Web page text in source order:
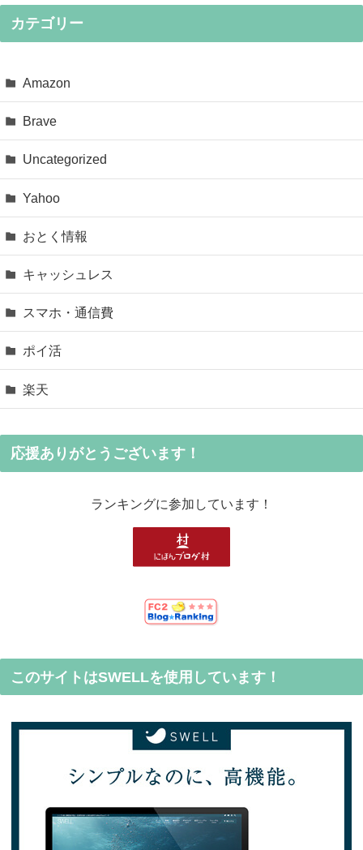
カテゴリー
Amazon
Brave
Uncategorized
Yahoo
おとく情報
キャッシュレス
スマホ・通信費
ポイ活
楽天
応援ありがとうございます！
ランキングに参加しています！
このサイトはSWELLを使用しています！